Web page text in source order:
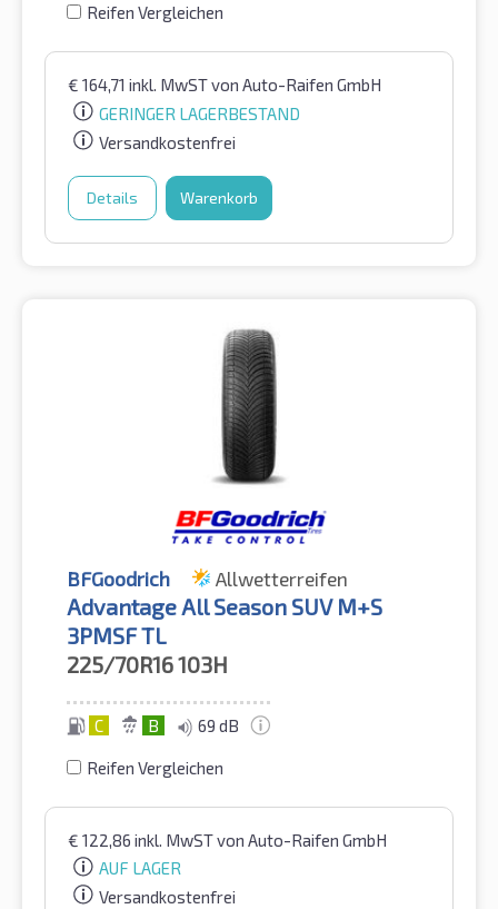
Reifen Vergleichen
€ 164,71 inkl. MwSTvon Auto-Raifen GmbH
GERINGER LAGERBESTAND
Versandkostenfrei
Details Warenkorb
BFGoodrich Allwetterreifen
Advantage All Season SUV M+S
3PMSF TL
225/70R16103H
C B 69 dB
Reifen Vergleichen
€ 122,86 inkl. MwSTvon Auto-Raifen GmbH
AUF LAGER
Versandkostenfrei